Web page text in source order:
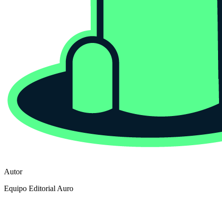
Autor
Equipo Editorial Auro